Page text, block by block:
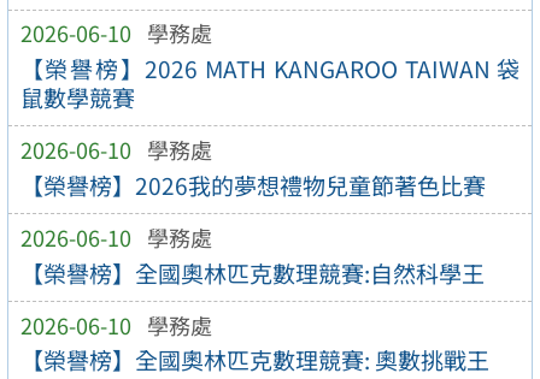
2026-06-10 學務處
【榮譽榜】2026 MATH KANGAROO TAIWAN 袋
鼠數學競賽
2026-06-10 學務處
【榮譽榜】2026我的夢想禮物兒童節著色比賽
2026-06-10 學務處
【榮譽榜】全國奧林匹克數理競賽:自然科學王
2026-06-10 學務處
【榮譽榜】全國奧林匹克數理競賽: 奧數挑戰王